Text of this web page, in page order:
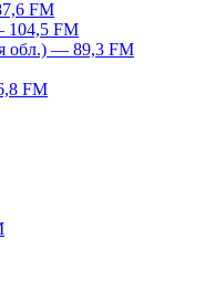
FM
104,5 FM
обл.) — 89,3 FM
FM